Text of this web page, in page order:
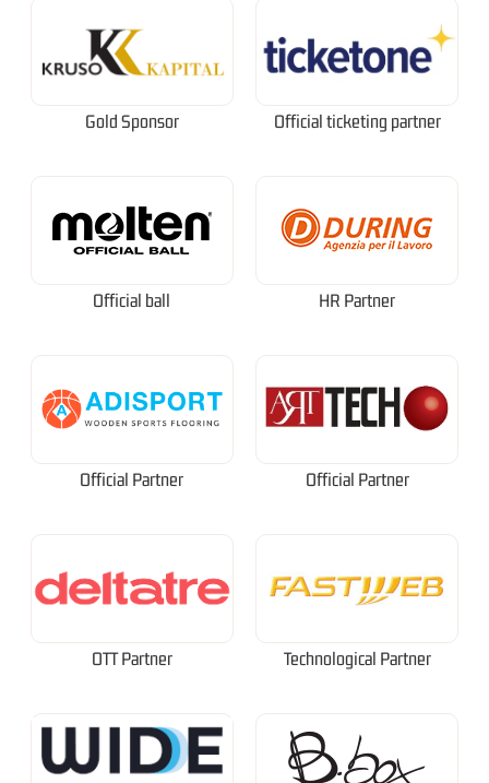
Gold Sponsor Official ticketing partner
Official ball HR Partner
Official Partner Official Partner
OTT Partner Technological Partner